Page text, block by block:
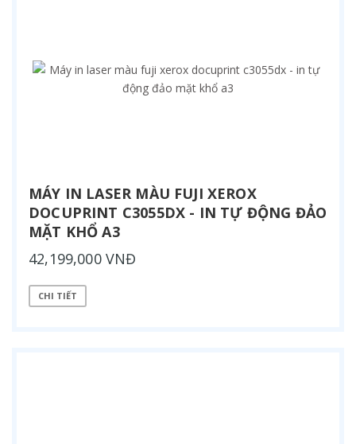
MÁY IN LASER MÀU FUJI XEROX
DOCUPRINT C3055DX - IN TỰ ĐỘNG ĐẢO
MẶT KHỔ A3
42,199,000 VNĐ
CHI TIẾT